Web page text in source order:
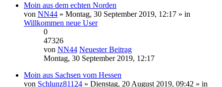
Moin aus dem echten Norden
von NN44 » Montag, 30 September 2019, 12:17 » in
Willkommen neue User
0
47326
von NN44 Neuester Beitrag
Montag, 30 September 2019, 12:17
Moin aus Sachsen vom Hessen
von Schlunz81124 » Dienstag, 20 August 2019, 09:42 » in